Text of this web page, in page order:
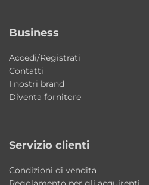
design Made in Italy
uno stile elegante e
Caratteristiche principali
Tipologia: lavabo da
Design: Romano Adolini
Materiale: ceramica
Business
Accedi/Registrati
Contatti
I nostri brand
Diventa fornitore
Servizio clienti
Condizioni di vendita